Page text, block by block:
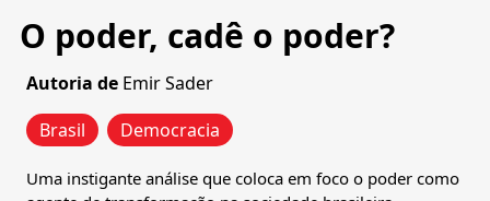
O poder, cadê o poder?
Autoria de Emir Sader
Brasil
Democracia
Uma instigante análise que coloca em foco o poder como